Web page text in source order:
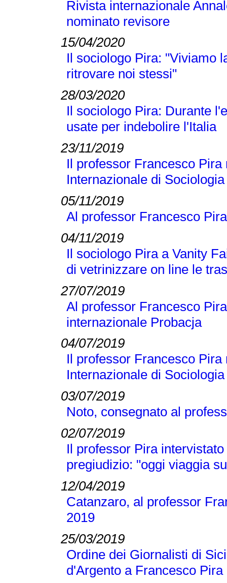
Rivista internazionale
nominato revisore
15/04/2020
Il sociologo Pira: "Viviamo
ritrovare noi stessi"
28/03/2020
Il sociologo Pira: Durante
usate per indebolire l'Italia
23/11/2019
Il professor Francesco
Internazionale di
05/11/2019
Al professor Francesco
04/11/2019
Il sociologo Pira a Vanity
di vetrinizzare on line le
27/07/2019
Al professor Francesco
internazionale Probacja
04/07/2019
Il professor Francesco
Internazionale di
03/07/2019
Noto, consegnato al
02/07/2019
Il professor Pira
pregiudizio: "oggi viaggia
12/04/2019
Catanzaro, al professor
2019
25/03/2019
Ordine dei Giornalisti di
d'Argento a Francesco Pira